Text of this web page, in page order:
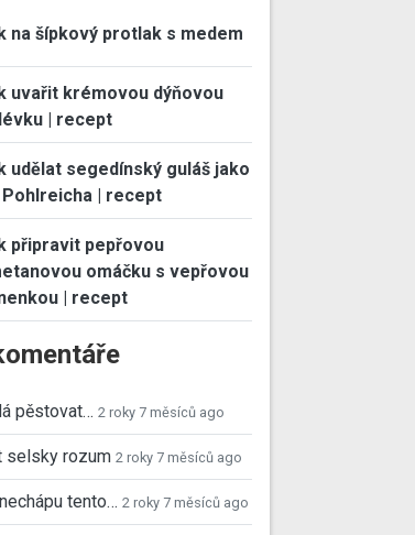
na šípkový protlak s medem
uvařit krémovou dýňovou
| recept
udělat segedínský guláš jako
Pohlreicha | recept
připravit pepřovou
omáčku s vepřovou
| recept
pěstovat… 2 roky 7 měsíců ago
selsky rozum 2 roky 7 měsíců ago
tento… 2 roky 7 měsíců ago